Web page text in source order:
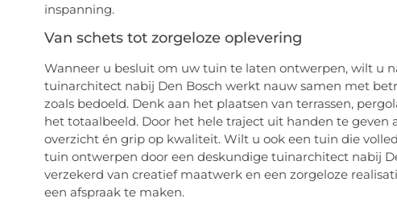
inspanning.
Van schets tot zorgeloze oplevering
Wanneer u besluit om uw tuin te laten ontwerpen, wilt u
tuinarchitect nabij Den Bosch werkt nauw samen met
zoals bedoeld. Denk aan het plaatsen van terrassen,
het totaalbeeld. Door het hele traject uit handen te
overzicht én grip op kwaliteit. Wilt u ook een tuin die
tuin ontwerpen door een deskundige tuinarchitect nabij
verzekerd van creatief maatwerk en een zorgeloze
een afspraak te maken.